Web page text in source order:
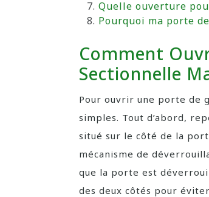
Quelle ouverture
Pourquoi ma porte
Comment
Sectionnelle
Pour ouvrir une porte de
simples. Tout d’abord,
situé sur le côté de la
mécanisme de
que la porte est
des deux côtés pour